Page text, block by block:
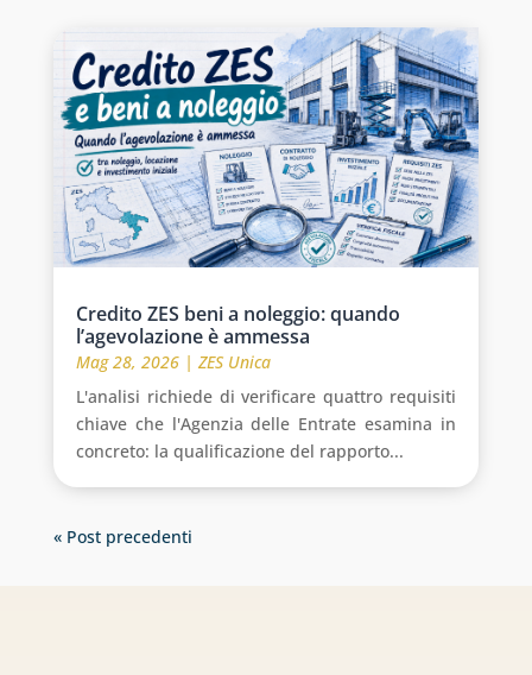
Credito ZES beni a noleggio: quando
l’agevolazione è ammessa
Mag 28, 2026| ZES Unica
L'analisi richiede di verificare quattro requisiti
chiave che l'Agenzia delle Entrate esamina in
concreto: la qualificazione del rapporto...
« Post precedenti